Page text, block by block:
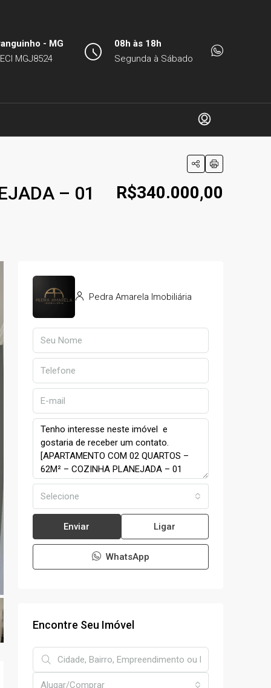
- MG
MGJ8524
08h às 18h
Segunda à Sábado
– 01
R$340.000,00
Pedra Amarela Imobiliária
Selecione
Enviar Ligar
WhatsApp
Encontre Seu Imóvel
Alugar/Comprar